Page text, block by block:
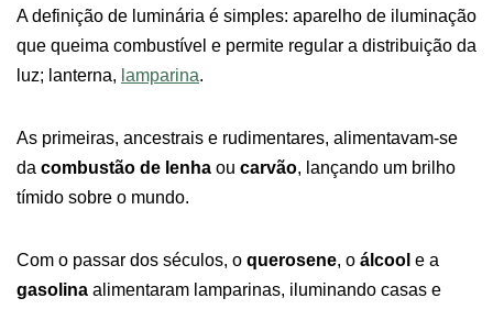
A definição de luminária é simples: aparelho de iluminação
que queima combustível e permite regular a distribuição da
luz; lanterna, lamparina.
As primeiras, ancestrais e rudimentares, alimentavam-se
da combustão de lenha ou carvão, lançando um brilho
tímido sobre o mundo.
Com o passar dos séculos, o querosene, o álcool e a
gasolina alimentaram lamparinas, iluminando casas e